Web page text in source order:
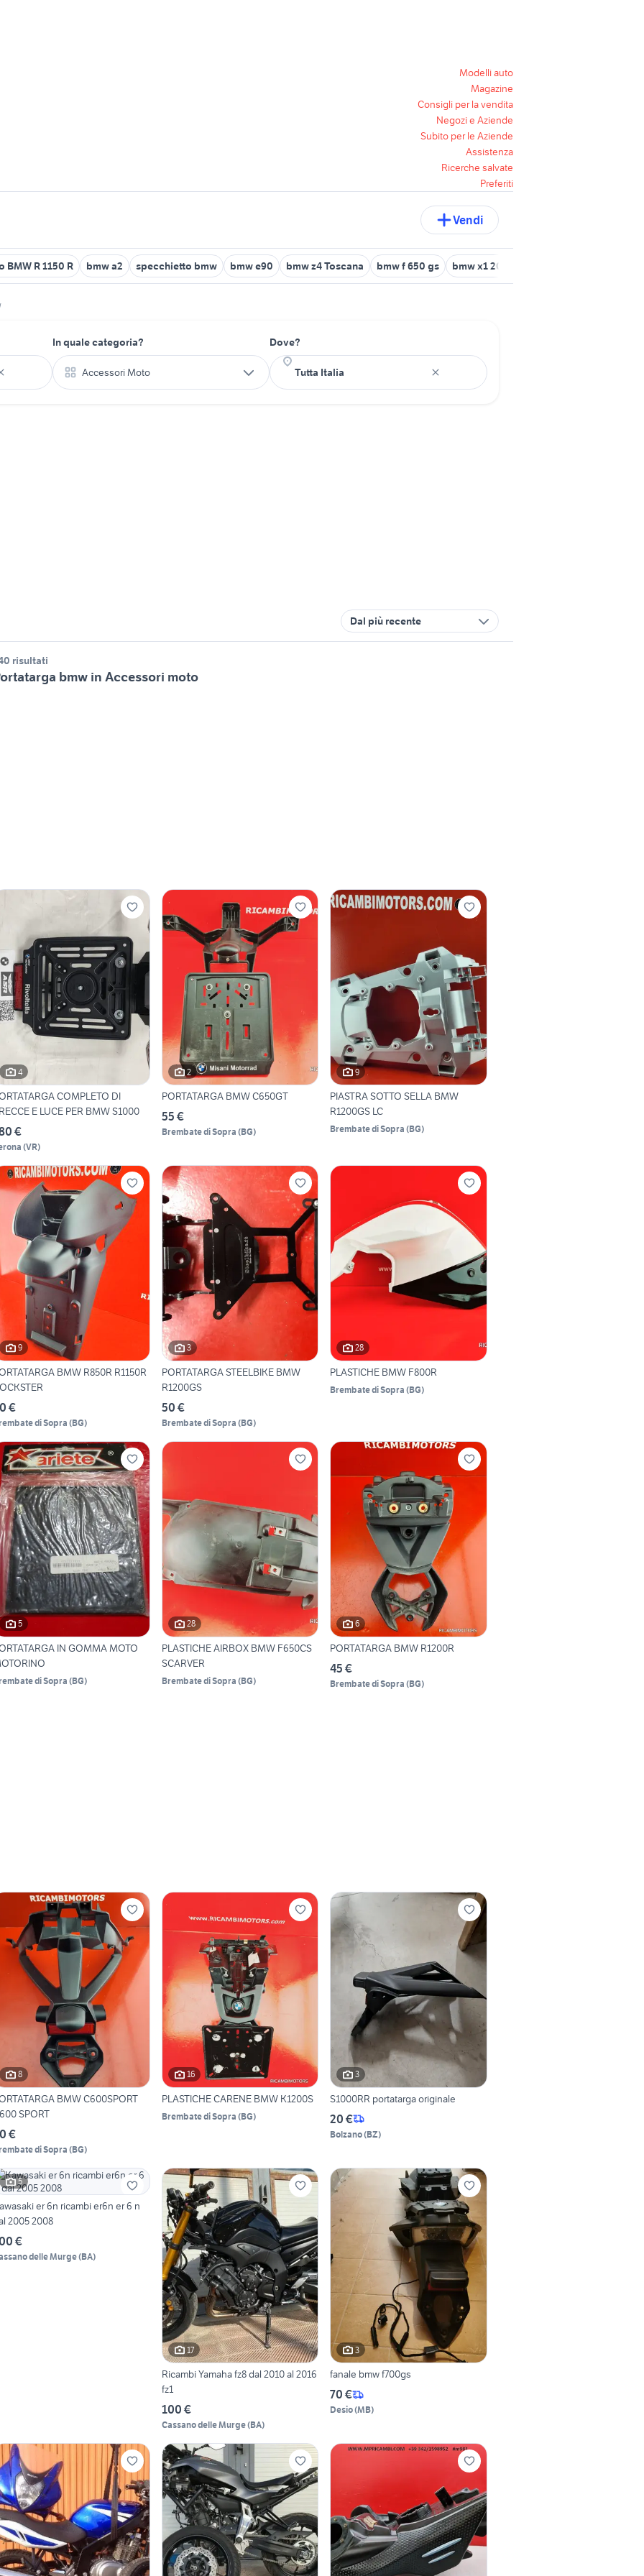
Modelli auto
Magazine
Consigli per la vendita
Negozi e Aziende
Subito per le Aziende
Assistenza
Ricerche salvate
Preferiti
Vendi
BMW R 1150 R bmw a2 specchietto bmw bmw e90 bmw z4 Toscana bmw f 650 gs bmw x1 2016
In quale categoria?
Accessori Moto
Dove?
Dal più recente
risultati
bmw in Accessori moto
4
COMPLETO DI
E LUCE PER BMW S1000
€
(VR)
2
PORTATARGA BMW C650GT
55 €
Brembate di Sopra (BG)
9
PIASTRA SOTTO SELLA BMW
R1200GS LC
Brembate di Sopra (BG)
9
BMW R850R R1150R
€
di Sopra (BG)
3
PORTATARGA STEELBIKE BMW
R1200GS
50 €
Brembate di Sopra (BG)
28
PLASTICHE BMW F800R
Brembate di Sopra (BG)
5
IN GOMMA MOTO
di Sopra (BG)
28
PLASTICHE AIRBOX BMW F650CS
SCARVER
Brembate di Sopra (BG)
6
PORTATARGA BMW R1200R
45 €
Brembate di Sopra (BG)
8
BMW C600SPORT
SPORT
€
di Sopra (BG)
16
PLASTICHE CARENE BMW K1200S
Brembate di Sopra (BG)
3
S1000RR portatarga originale
20 €
Bolzano(BZ)
5
er 6n ricambi er6n er 6 n
2005 2008
€
delle Murge(BA)
17
Ricambi Yamaha fz8 dal 2010 al 2016
fz1
100 €
Cassano delle Murge(BA)
3
fanale bmw f700gs
70 €
Desio(MB)